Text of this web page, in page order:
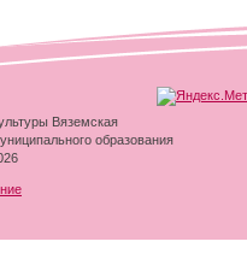
Вяземская
образования